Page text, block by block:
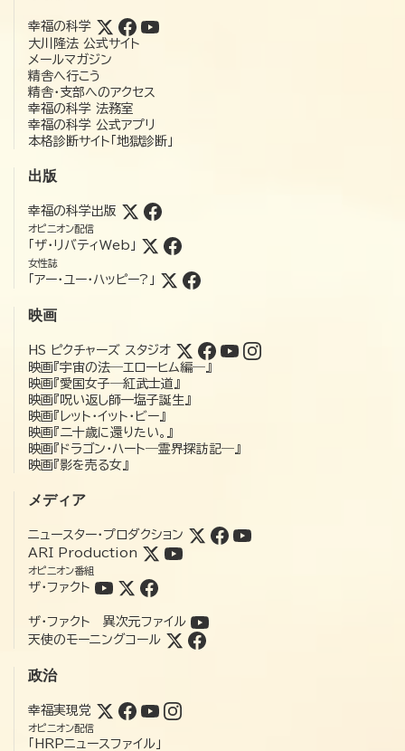
幸福の科学
大川隆法 公式サイト
メールマガジン
精舎へ行こう
精舎・支部へのアクセス
幸福の科学 法務室
幸福の科学 公式アプリ
本格診断サイト「地獄診断」
出版
幸福の科学出版
オピニオン配信
「ザ・リバティWeb」
女性誌
「アー・ユー・ハッピー?」
映画
HS ピクチャーズ スタジオ
映画『宇宙の法―エローヒム編―』
映画『愛国女子―紅武士道』
映画『呪い返し師—塩子誕生』
映画『レット・イット・ビー』
映画『二十歳に還りたい。』
映画『ドラゴン・ハート―霊界探訪記―』
映画『影を売る女』
メディア
ニュースター・プロダクション
ARI Production
オピニオン番組
ザ・ファクト
ザ・ファクト 異次元ファイル
天使のモーニングコール
政治
幸福実現党
オピニオン配信
「HRPニュースファイル」